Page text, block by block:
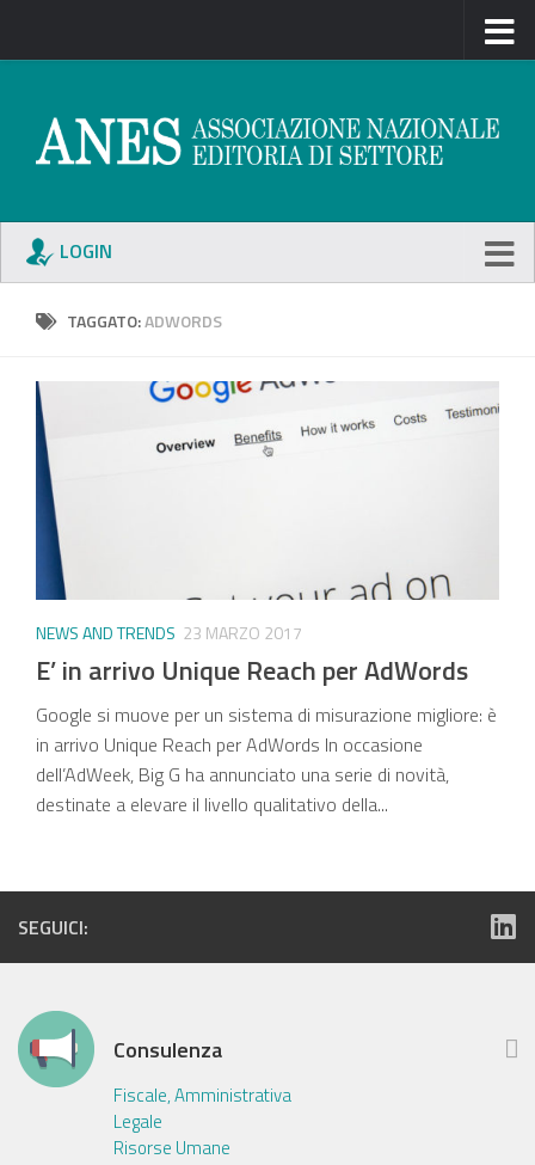
LOGIN
TAGGATO:ADWORDS
NEWS AND TRENDS 23 MARZO 2017
E’ in arrivo Unique Reach per AdWords
Google si muove per un sistema di misurazione migliore: è
in arrivo Unique Reach per AdWords In occasione
dell’AdWeek, Big G ha annunciato una serie di novità,
destinate a elevare il livello qualitativo della...
SEGUICI:
Consulenza
Fiscale, Amministrativa
Legale
Risorse Umane